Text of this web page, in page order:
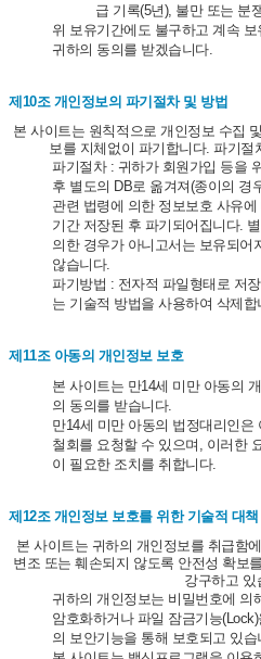
급 기록(5년), 불만 또는 분
위 보유기간에도 불구하고 계속
귀하의 동의를 받겠습니다.
제10조 개인정보의 파기절차 및 방법
본 사이트는 원칙적으로 개인정보 수집
보를 지체없이 파기합니다. 파기절
파기절차 : 귀하가 회원가입 등을
후 별도의 DB로 옮겨져(종이의 경
관련 법령에 의한 정보보호 사유
기간 저장된 후 파기되어집니다.
의한 경우가 아니고서는 보유되어
않습니다.
파기방법 : 전자적 파일형태로 저
는 기술적 방법을 사용하여 삭제합
제11조 아동의 개인정보 보호
본 사이트는 만14세 미만 아동의
의 동의를 받습니다.
만14세 미만 아동의 법정대리인
철회를 요청할 수 있으며, 이러한
이 필요한 조치를 취합니다.
제12조 개인정보 보호를 위한 기술적 대책
본 사이트는 귀하의 개인정보를 취급함
변조 또는 훼손되지 않도록 안전성 확보
강구하고 있
귀하의 개인정보는 비밀번호에 의
암호화하거나 파일 잠금기능
의 보안기능을 통해 보호되고 있습